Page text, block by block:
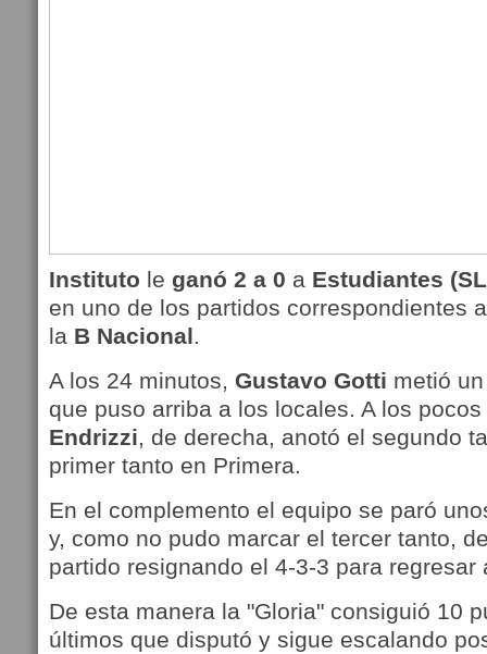
Instituto le ganó 2 a 0 a Estudiantes
en uno de los partidos correspondientes
la B Nacional.
A los 24 minutos, Gustavo Gotti metió
que puso arriba a los locales. A los
Endrizzi, de derecha, anotó el segundo
primer tanto en Primera.
En el complemento el equipo se paró
y, como no pudo marcar el tercer tanto,
partido resignando el 4-3-3 para regresar
De esta manera la "Gloria" consiguió 10
últimos que disputó y sigue escalando